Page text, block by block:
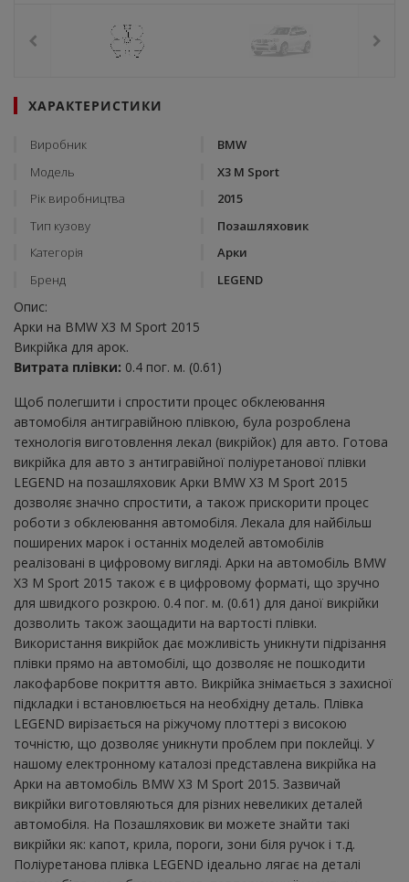
ХАРАКТЕРИСТИКИ
Виробник
BMW
Модель
X3 M Sport
Рік виробництва
2015
Тип кузову
Позашляховик
Категорія
Арки
Бренд
LEGEND
Опис:
Арки на BMW X3 M Sport 2015
Викрійка для арок.
Витрата плівки: 0.4 пог. м. (0.61)
Щоб полегшити і спростити процес обклеювання
автомобіля антигравійною плівкою, була розроблена
технологія виготовлення лекал (викрійок) для авто. Готова
викрійка для авто з антигравійної поліуретанової плівки
LEGEND на позашляховик Арки BMW X3 M Sport 2015
дозволяє значно спростити, а також прискорити процес
роботи з обклеювання автомобіля. Лекала для найбільш
поширених марок і останніх моделей автомобілів
реалізовані в цифровому вигляді. Арки на автомобіль BMW
X3 M Sport 2015 також є в цифровому форматі, що зручно
для швидкого розкрою. 0.4 пог. м. (0.61) для даної викрійки
дозволить також заощадити на вартості плівки.
Використання викрійок дає можливість уникнути підрізання
плівки прямо на автомобілі, що дозволяє не пошкодити
лакофарбове покриття авто. Викрійка знімається з захисної
підкладки і встановлюється на необхідну деталь. Плівка
LEGEND вирізається на ріжучому плоттері з високою
точністю, що дозволяє уникнути проблем при поклейці. У
нашому електронному каталозі представлена ​​викрійка на
Арки на автомобіль BMW X3 M Sport 2015. Зазвичай
викрійки виготовляються для різних невеликих деталей
автомобіля. На Позашляховик ви можете знайти такі
викрійки як: капот, крила, пороги, зони біля ручок і т.д.
Поліуретанова плівка LEGEND ідеально лягає на деталі